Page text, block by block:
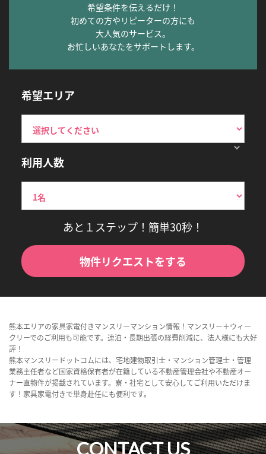
希望条件を伝えるだけ！
初めての方やリピーターの方にも
大人気のサービス。
お忙しいあなたをサポートします。
希望エリア
利用人数
あと１ステップ！簡単30秒！
物件リクエストをする
熊本エリアの家具家電付きマンスリーマンション情報！マンスリー＋ウィー
クリーでのご利用も可能です。連泊・長期出張の経費削減に、法人様にも大好
評！
熊本マンスリードットコムには、宅地建物取引士・マンション管理士・管理
業務主任者など国家資格保有者が在籍している不動産管理会社や不動産オー
ナー直物件が掲載されています。寮・社宅として安心してご利用いただけま
す！家具家電付きで単身赴任にも便利です。
CONTACT US